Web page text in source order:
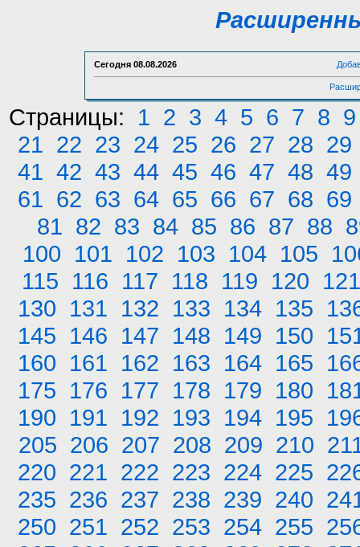
Сегодня 08.08.2026
Страницы: 1 2 3 4 5 6 7 8 9
21 22 23 24 25 26 27 28 29
41 42 43 44 45 46 47 48 49
61 62 63 64 65 66 67 68 69
81 82 83 84 85 86 87 88
100 101 102 103 104 105
115 116 117 118 119 120 121
130 131 132 133 134 135
145 146 147 148 149 150
160 161 162 163 164 165
175 176 177 178 179 180
190 191 192 193 194 195
205 206 207 208 209 210
220 221 222 223 224 225
235 236 237 238 239 240
250 251 252 253 254 255